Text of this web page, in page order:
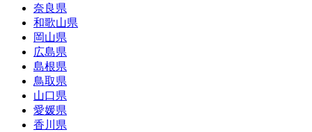
奈良県
和歌山県
岡山県
広島県
島根県
鳥取県
山口県
愛媛県
香川県